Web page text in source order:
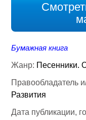
Бумажная книга
Жанр: Песенники.
Правообладатель
Развития
Дата публикации,